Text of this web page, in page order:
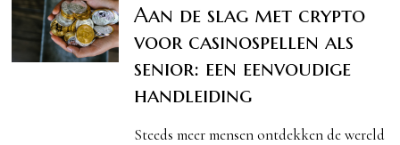
Aan de slag met crypto
voor casinospellen als
senior: een eenvoudige
handleiding
Steeds meer mensen ontdekken de wereld